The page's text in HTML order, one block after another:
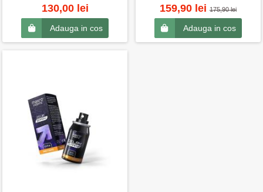
130,00 lei
Adauga in cos
159,90 lei175,90 lei
Adauga in cos